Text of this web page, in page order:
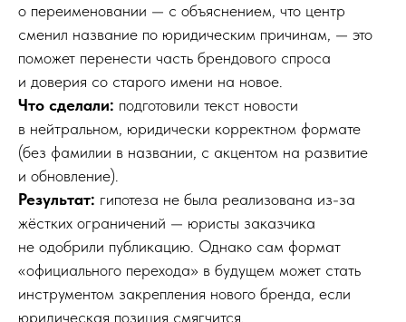
о переименовании — с объяснением, что центр
сменил название по юридическим причинам, — это
поможет перенести часть брендового спроса
и доверия со старого имени на новое.
Что сделали: подготовили текст новости
в нейтральном, юридически корректном формате
(без фамилии в названии, с акцентом на развитие
и обновление).
Результат: гипотеза не была реализована из-за
жёстких ограничений — юристы заказчика
не одобрили публикацию. Однако сам формат
«официального перехода» в будущем может стать
инструментом закрепления нового бренда, если
юридическая позиция смягчится.